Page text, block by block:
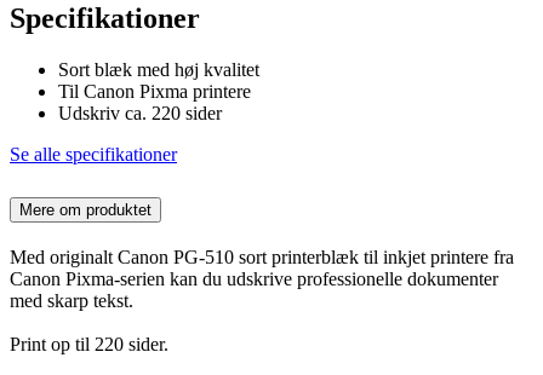
Specifikationer
Sort blæk med høj kvalitet
Til Canon Pixma printere
Udskriv ca. 220 sider
Se alle specifikationer
Mere om produktet
Med originalt Canon PG-510 sort printerblæk til inkjet printere fra
Canon Pixma-serien kan du udskrive professionelle dokumenter
med skarp tekst.
Print op til 220 sider.